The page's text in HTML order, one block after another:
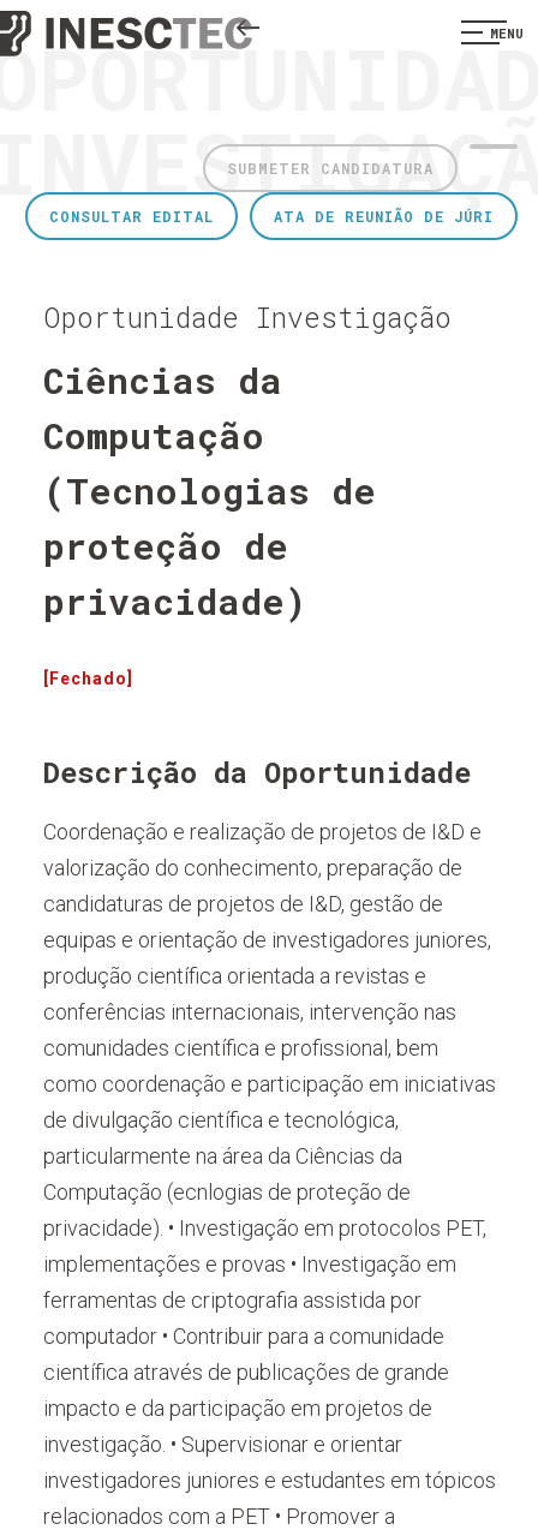
MENU
SUBMETER CANDIDATURA
ATA DE REUNIÃO DE JÚRI
CONSULTAR EDITAL
Oportunidade Investigação
Ciências da
Computação
(Tecnologias de
proteção de
privacidade)
[Fechado]
Descrição da Oportunidade
Coordenação e realização de projetos de I&D e
valorização do conhecimento, preparação de
candidaturas de projetos de I&D, gestão de
equipas e orientação de investigadores juniores,
produção científica orientada a revistas e
conferências internacionais, intervenção nas
comunidades científica e profissional, bem
como coordenação e participação em iniciativas
de divulgação científica e tecnológica,
particularmente na área da Ciências da
Computação (ecnlogias de proteção de
privacidade). • Investigação em protocolos PET,
implementações e provas • Investigação em
ferramentas de criptografia assistida por
computador • Contribuir para a comunidade
científica através de publicações de grande
impacto e da participação em projetos de
investigação. • Supervisionar e orientar
investigadores juniores e estudantes em tópicos
relacionados com a PET • Promover a